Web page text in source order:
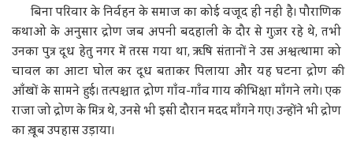
बिना परिवार के निर्वहन के समाज का कोई वजूद ही नहीं है। पौराणिक
कथाओं के अनुसार द्रोण जब अपनी बदहाली के दौर से गुज़र रहे थे, तभी
उनका पुत्र दूध हेतु नगर में तरस गया था, ऋषि संतानों ने उस अश्वत्थामा को
चावल का आटा घोल कर दूध बताकर पिलाया और यह घटना द्रोण की
आँखों के सामने हुई। तत्पश्चात द्रोण गाँव-गाँव गाय की भिक्षा माँगने लगे। एक
राजा जो द्रोण के मित्र थे, उनसे भी इसी दौरान मदद माँगने गए। उन्होंने भी द्रोण
का ख़ूब उपहास उड़ाया।